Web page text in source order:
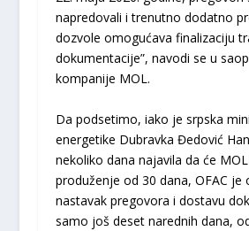
napredovali i trenutno dodatno
dozvole omogućava finalizaciju
dokumentacije”, navodi se u
kompanije MOL.
Da podsetimo, iako je srpska
energetike Dubravka Đedović
nekoliko dana najavila da će
produženje od 30 dana, OFAC je
nastavak pregovora i dostavu
samo još deset narednih dana,